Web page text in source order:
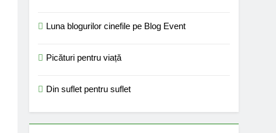
Luna blogurilor cinefile pe Blog Event
Picături pentru viață
Din suflet pentru suflet